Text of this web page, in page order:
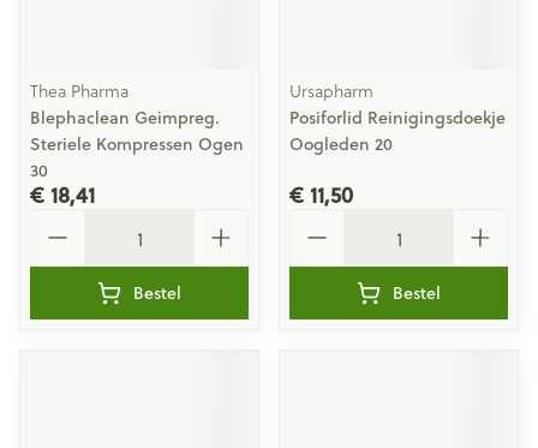
Thea Pharma
Blephaclean Geimpreg.
Steriele Kompressen Ogen
30
€ 18,41
Bestel
Ursapharm
Posiforlid Reinigingsdoekje
Oogleden 20
€ 11,50
Bestel